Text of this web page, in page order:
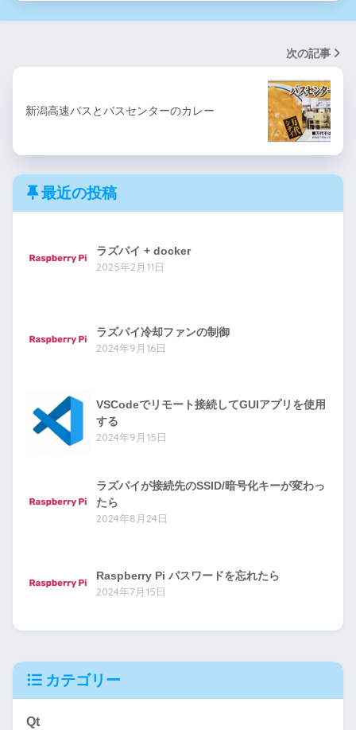
次の記事
新潟高速バスとバスセンターのカレー
最近の投稿
ラズパイ + docker
2025年2月11日
ラズパイ冷却ファンの制御
2024年9月16日
VSCodeでリモート接続してGUIアプリを使用
する
2024年9月15日
ラズパイが接続先のSSID/暗号化キーが変わっ
たら
2024年8月24日
Raspberry Pi パスワードを忘れたら
2024年7月15日
カテゴリー
Qt